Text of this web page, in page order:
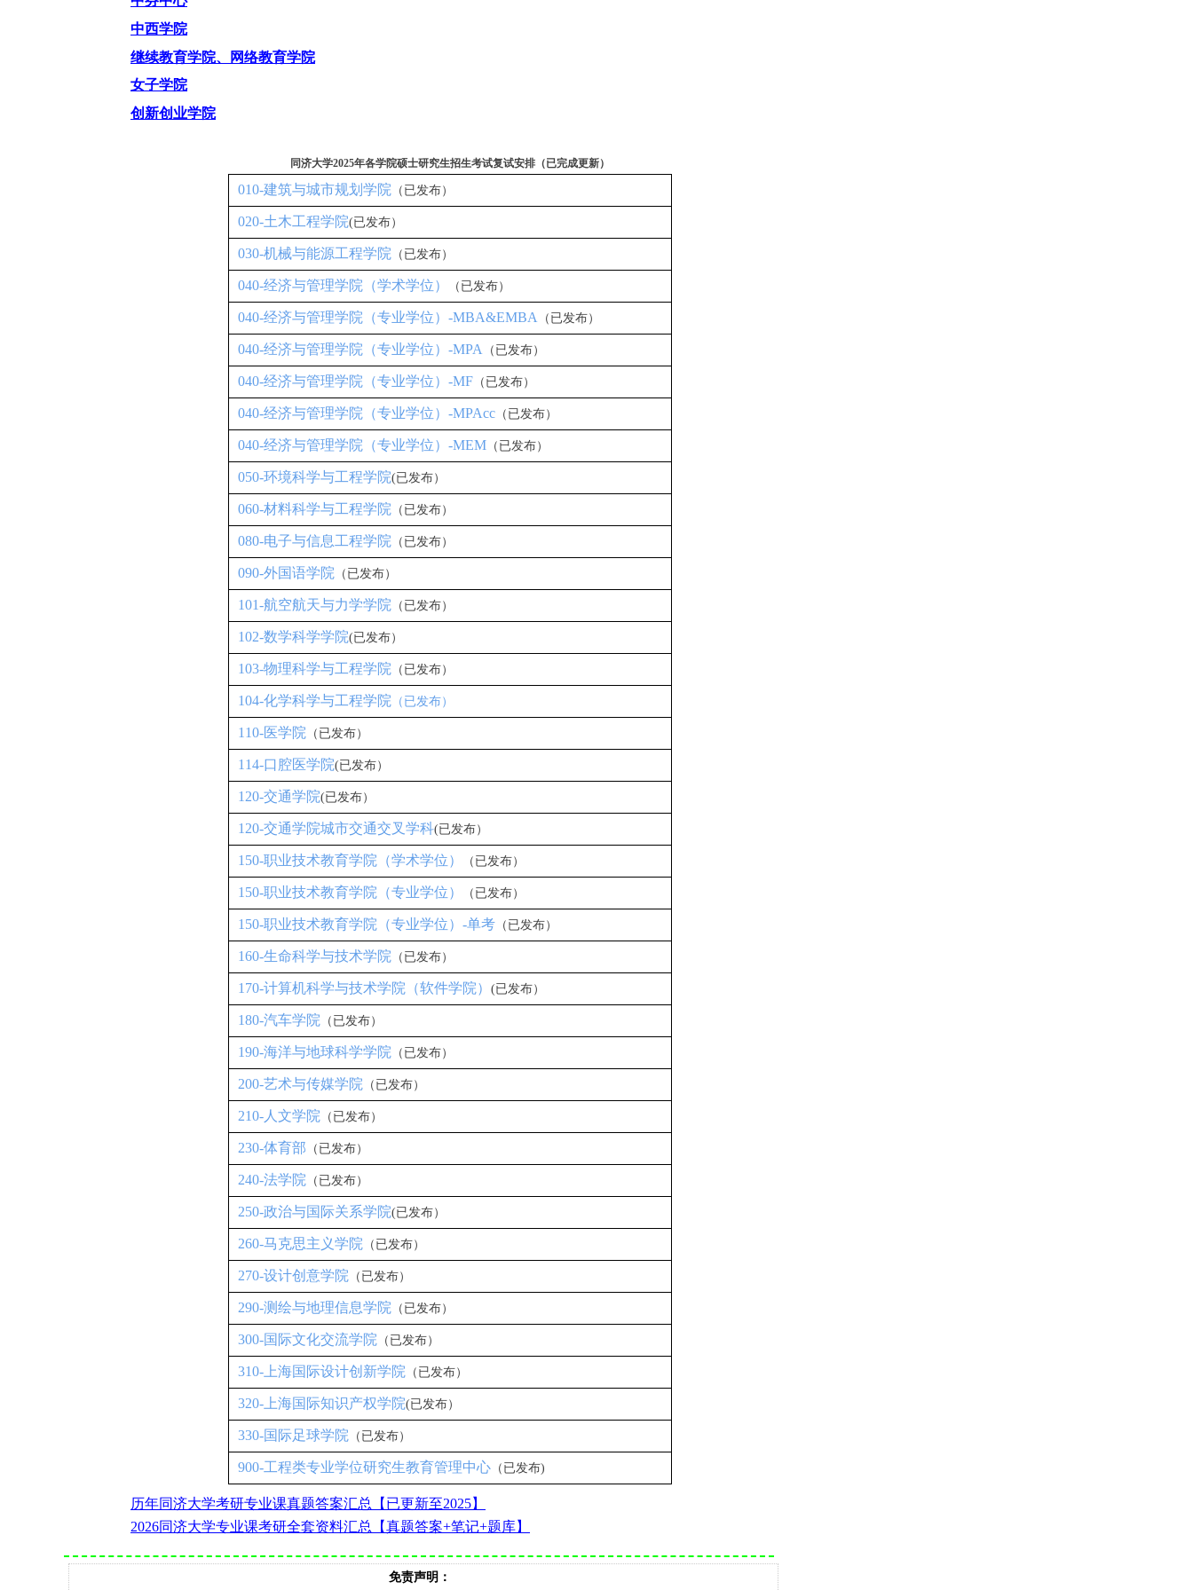
中西学院
继续教育学院、网络教育学院
女子学院
创新创业学院
同济大学2025年各学院硕士研究生招生考试复试安排（已完成更新）
010-建筑与城市规划学院 （已发布）
020-土木工程学院(已发布）
030-机械与能源工程学院 （已发布）
040-经济与管理学院（学术学位） （已发布）
040-经济与管理学院（专业学位）-MBA&EMBA （已发布）
040-经济与管理学院（专业学位）-MPA （已发布）
040-经济与管理学院（专业学位）-MF （已发布）
040-经济与管理学院（专业学位）-MPAcc （已发布）
040-经济与管理学院（专业学位）-MEM （已发布）
050-环境科学与工程学院(已发布）
060-材料科学与工程学院 （已发布）
080-电子与信息工程学院 （已发布）
090-外国语学院 （已发布）
101-航空航天与力学学院 （已发布）
102-数学科学学院(已发布）
103-物理科学与工程学院 （已发布）
104-化学科学与工程学院 （已发布）
110-医学院 （已发布）
114-口腔医学院(已发布）
120-交通学院(已发布）
120-交通学院城市交通交叉学科(已发布）
150-职业技术教育学院（学术学位） （已发布）
150-职业技术教育学院（专业学位） （已发布）
150-职业技术教育学院（专业学位）-单考 （已发布）
160-生命科学与技术学院 （已发布）
170-计算机科学与技术学院（软件学院） (已发布）
180-汽车学院 （已发布）
190-海洋与地球科学学院 （已发布）
200-艺术与传媒学院 （已发布）
210-人文学院 （已发布）
230-体育部 （已发布）
240-法学院 （已发布）
250-政治与国际关系学院(已发布）
260-马克思主义学院 （已发布）
270-设计创意学院 （已发布）
290-测绘与地理信息学院 （已发布）
300-国际文化交流学院 （已发布）
310-上海国际设计创新学院 （已发布）
320-上海国际知识产权学院(已发布）
330-国际足球学院 （已发布）
900-工程类专业学位研究生教育管理中心 （已发布)
历年同济大学考研专业课真题答案汇总【已更新至2025】
2026同济大学专业课考研全套资料汇总【真题答案+笔记+题库】
免责声明：